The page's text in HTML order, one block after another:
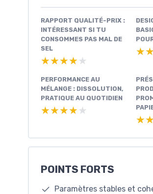
RAPPORT QUALITÉ-PRIX :
INTÉRESSANT SI TU
CONSOMMES PAS MAL DE
SEL
★★★★★
★★★★★
PERFORMANCE AU
MÉLANGE : DISSOLUTION,
PRATIQUE AU QUOTIDIEN
★★★★★
★★★★★
POINTS FORTS
Paramètres stables et